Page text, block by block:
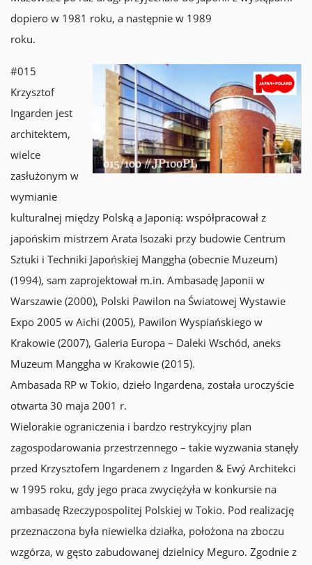
dopiero w 1981 roku, a następnie w 1989
roku.
#015
Krzysztof
Ingarden jest
architektem,
wielce
zasłużonym w
wymianie
kulturalnej między Polską a Japonią: współpracował z
japońskim mistrzem Arata Isozaki przy budowie Centrum
Sztuki i Techniki Japońskiej Manggha (obecnie Muzeum)
(1994), sam zaprojektował m.in. Ambasadę Japonii w
Warszawie (2000), Polski Pawilon na Światowej Wystawie
Expo 2005 w Aichi (2005), Pawilon Wyspiańskiego w
Krakowie (2007), Galeria Europa – Daleki Wschód, aneks
Muzeum Manggha w Krakowie (2015).
Ambasada RP w Tokio, dzieło Ingardena, została uroczyście
otwarta 30 maja 2001 r.
Wielorakie ograniczenia i bardzo restrykcyjny plan
zagospodarowania przestrzennego – takie wyzwania stanęły
przed Krzysztofem Ingardenem z Ingarden & Ewý Architekci
w 1995 roku, gdy jego praca zwyciężyła w konkursie na
ambasadę Rzeczypospolitej Polskiej w Tokio. Pod realizację
przeznaczona była niewielka działka, położona na zboczu
wzgórza, w gęsto zabudowanej dzielnicy Meguro. Zgodnie z